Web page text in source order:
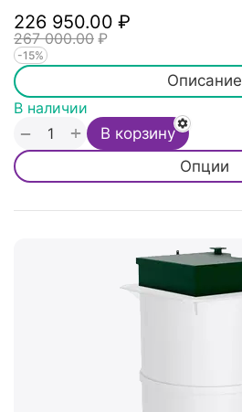
226 950.00 ₽
267 000.00 ₽
-15%
Описание
Опции
В наличии
+
− В корзину